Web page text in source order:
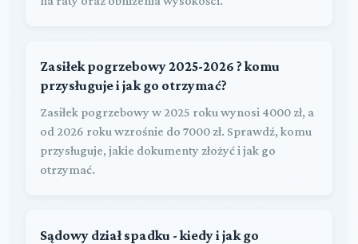
Zasiłek pogrzebowy 2025-2026 ? komu
przysługuje i jak go otrzymać?
Zasiłek pogrzebowy w 2025 roku wynosi 4000 zł, a
od 2026 roku wzrośnie do 7000 zł. Sprawdź, komu
przysługuje, jakie dokumenty złożyć i jak go
otrzymać.
Sądowy dział spadku - kiedy i jak go